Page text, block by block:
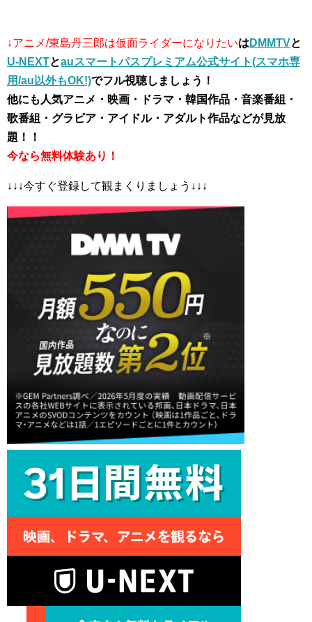
↓アニメ/東島丹三郎は仮面ライダーになりたいは DMMTVと
U-NEXTとauスマートパスプレミアム公式サイト(スマホ専
用/au以外もOK!)でフル視聴しましょう！
他にも人気アニメ・映画・ドラマ・韓国作品・音楽番組・
歌番組・グラビア・アイドル・アダルト作品などが見放
題！！
今なら無料体験あり！
↓↓↓今すぐ登録して観まくりましょう↓↓↓